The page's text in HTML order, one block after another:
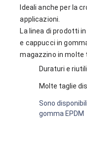
Ideali anche per la
applicazioni.
La linea di prodotti
e cappucci in
magazzino in molte
Duraturi e
Molte taglie
Sono
gomma EPDM